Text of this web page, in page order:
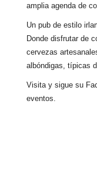
amplia agenda de
Un pub de estilo
Donde disfrutar de
cervezas
albóndigas, típicas
Visita y sigue su
eventos.